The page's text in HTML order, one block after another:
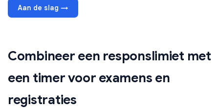
Aan de slag →
Combineer een responslimiet met
een timer voor examens en
registraties